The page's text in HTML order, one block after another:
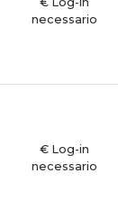
necessario
€ Log-in
necessario